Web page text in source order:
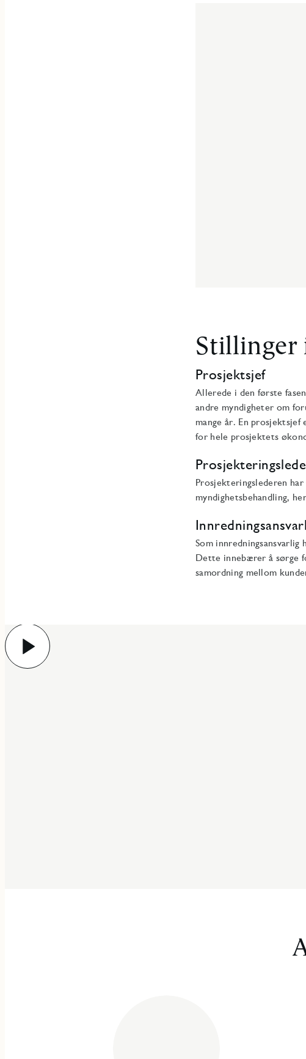
Prosjektsjef
Allerede i den første
andre myndigheter om
mange år. En
for hele prosjektets
Prosjekteringslederen
myndighetsbehandling,
Som
Dette innebærer å sørge
samordning mellom
Play